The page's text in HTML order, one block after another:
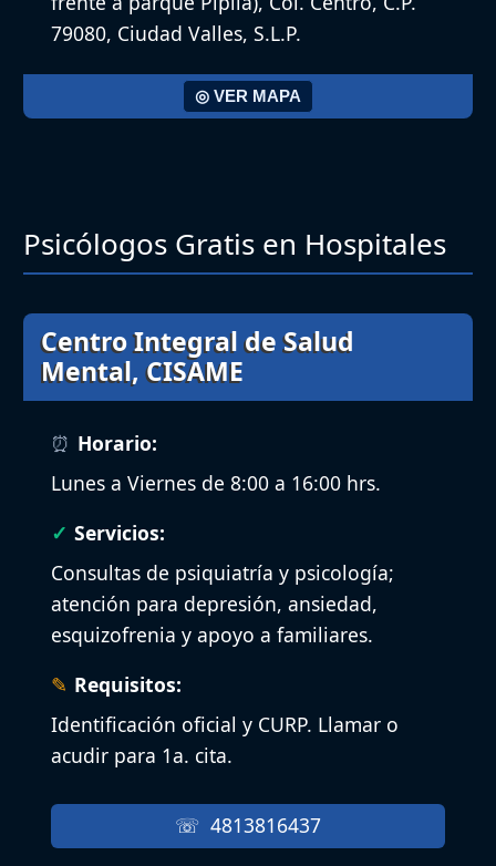
79080, Ciudad Valles, S.L.P.
◎ VER MAPA
Psicólogos Gratis en Hospitales
Centro Integral de Salud
Mental, CISAME
Horario:
Lunes a Viernes de 8:00 a 16:00 hrs.
Servicios:
Consultas de psiquiatría y psicología;
atención para depresión, ansiedad,
esquizofrenia y apoyo a familiares.
Requisitos:
Identificación oficial y CURP. Llamar o
acudir para 1a. cita.
4813816437